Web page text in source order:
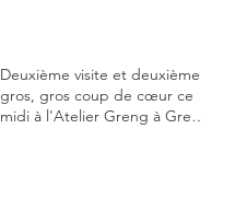
de plaisir.
Deuxième visite et deuxième
gros, gros coup de cœur ce
midi à l'Atelier Greng à Greng